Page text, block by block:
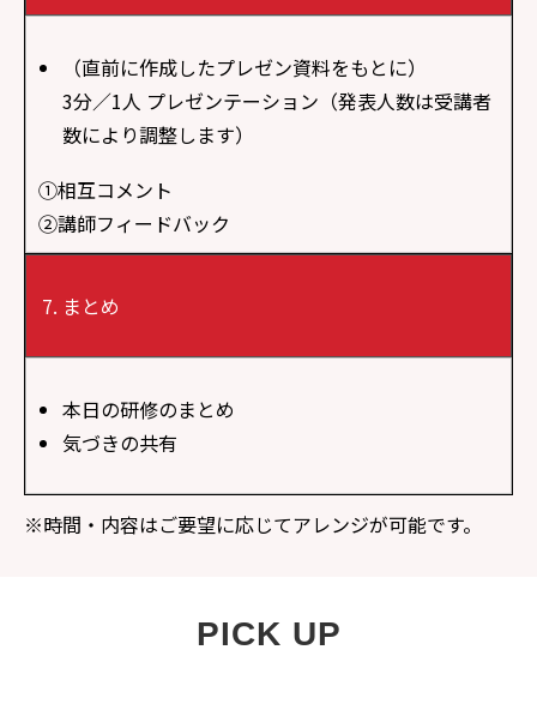
（直前に作成したプレゼン資料をもとに）
3分／1人 プレゼンテーション（発表人数は受講者
数により調整します）
①相互コメント
②講師フィードバック
まとめ
本日の研修のまとめ
気づきの共有
※時間・内容はご要望に応じてアレンジが可能です。
PICK UP